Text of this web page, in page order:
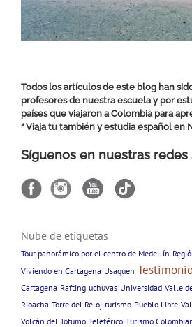
Todos los artículos de este blog han
profesores de nuestra escuela y por
países que viajaron a Colombia para
“ Viaja tu también y estudia español en
Síguenos en nuestras redes
Nube de etiquetas
Tour panorámico por el centro de Medellín
Viviendo en Cartagena Usaquén
Cartagena Rafting uchuvas Universidad Valle
Rioacha Torre del Reloj turismo Pueblo Libre
Volcán del Totumo Teleférico Turismo